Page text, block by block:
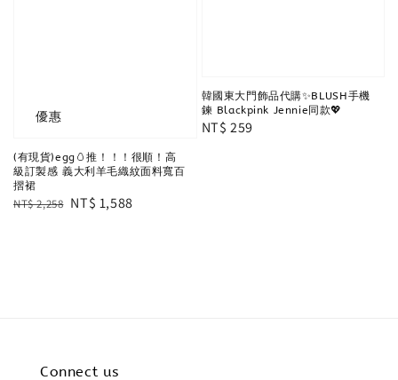
優惠
(有現貨)egg🥚推！！！很順！高
級訂製感 義大利羊毛織紋面料寬百
摺裙
Regular
NT$ 2,258 Sale
NT$ 1,588
韓國東大門飾品代購✨BLUSH手機
鍊 Blackpink Jennie同款💖
Regular
NT$ 259
Connect us